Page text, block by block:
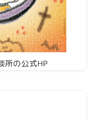
所の公式HP